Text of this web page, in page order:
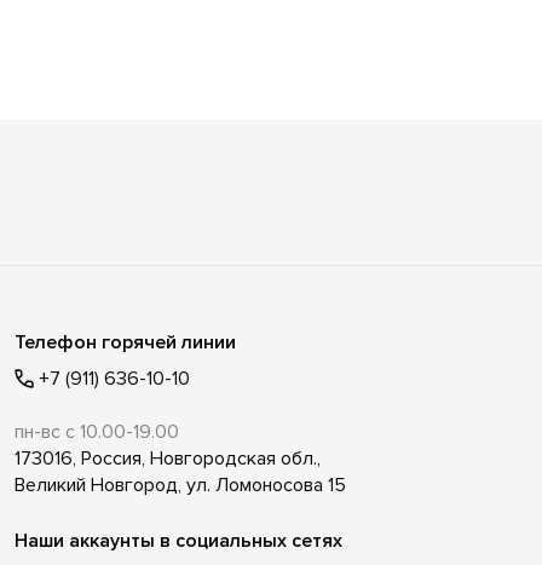
Телефон горячей линии
+7 (911) 636-10-10
пн-вс с 10.00-19.00
173016, Россия, Новгородская обл.,
Великий Новгород, ул. Ломоносова 15
Наши аккаунты в социальных сетях